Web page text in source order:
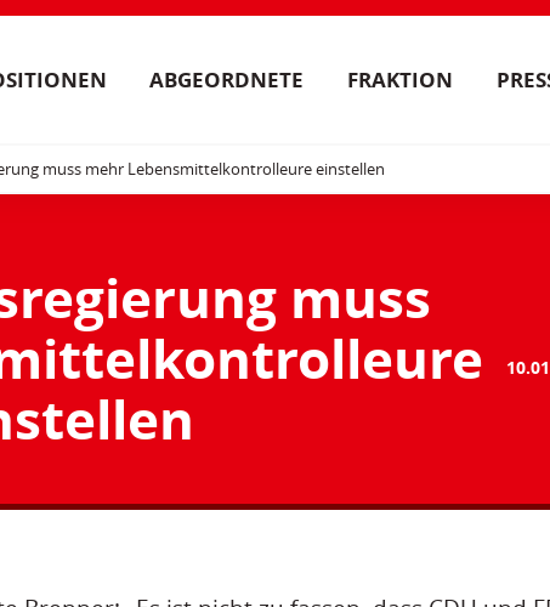
ABGEORDNETE FRAKTION
muss mehr Lebensmittelkontrolleure einstellen
muss